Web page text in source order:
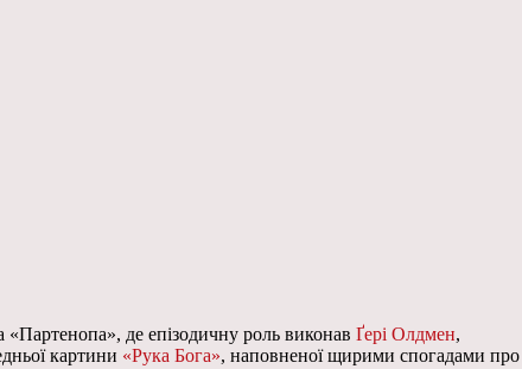
де епізодичну роль виконав Ґері Олдмен,
картини «Рука Бога», наповненої щирими спогадами про